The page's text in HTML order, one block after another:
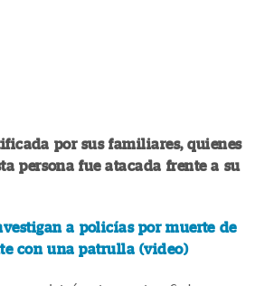
por sus familiares, quienes
persona fue atacada frente a su
a policías por muerte de
con una patrulla (video)